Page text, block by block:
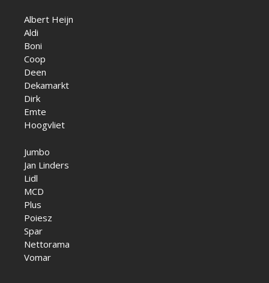
Albert Heijn
Aldi
Boni
Coop
Deen
Dekamarkt
Dirk
Emte
Hoogvliet
Jumbo
Jan Linders
Lidl
MCD
Plus
Poiesz
Spar
Nettorama
Vomar